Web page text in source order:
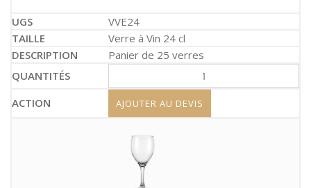
VVE24
Verre à Vin 24 cl
Panier de 25 verres
AJOUTER AU DEVIS